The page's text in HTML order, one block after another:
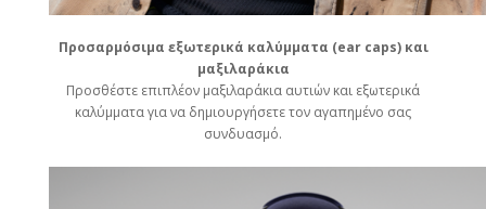
Προσαρμόσιμα εξωτερικά καλύμματα (ear caps) και
μαξιλαράκια
Προσθέστε επιπλέον μαξιλαράκια αυτιών και εξωτερικά
καλύμματα για να δημιουργήσετε τον αγαπημένο σας
συνδυασμό.